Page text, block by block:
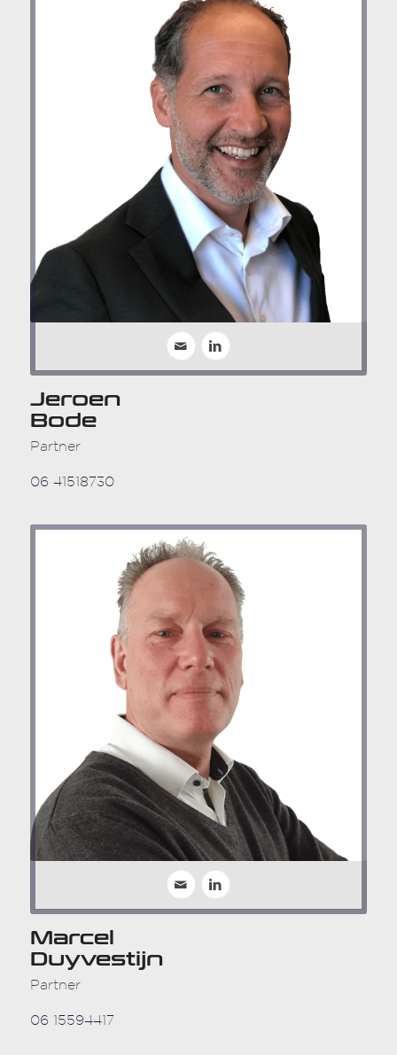
Jeroen
Bode
Partner
06 41518730
Marcel
Duyvestijn
Partner
06 15594417